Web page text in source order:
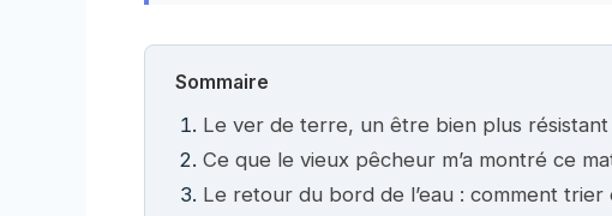
Sommaire
Le ver de terre, un être bien plus résistant
Ce que le vieux pêcheur m’a montré ce
Le retour du bord de l’eau : comment